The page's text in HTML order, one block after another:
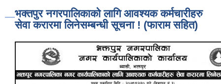
भक्तपुर नगरपालिकाको लागि आवश्यक कर्मचारीहरु
सेवा करारमा लिनेसम्बन्धी सूचना ! (फाराम सहित)